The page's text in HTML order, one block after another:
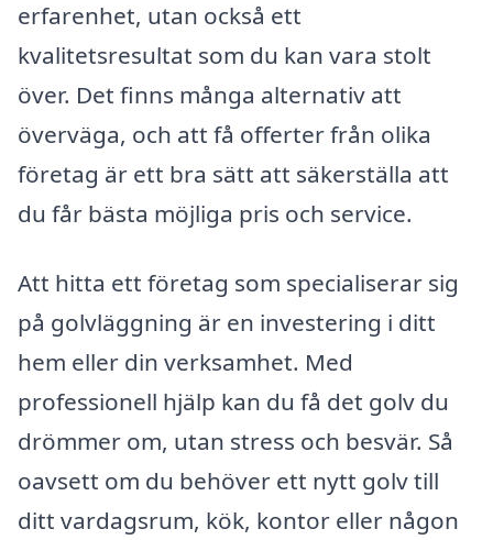
erfarenhet, utan också ett
kvalitetsresultat som du kan vara stolt
över. Det finns många alternativ att
överväga, och att få offerter från olika
företag är ett bra sätt att säkerställa att
du får bästa möjliga pris och service.
Att hitta ett företag som specialiserar sig
på golvläggning är en investering i ditt
hem eller din verksamhet. Med
professionell hjälp kan du få det golv du
drömmer om, utan stress och besvär. Så
oavsett om du behöver ett nytt golv till
ditt vardagsrum, kök, kontor eller någon